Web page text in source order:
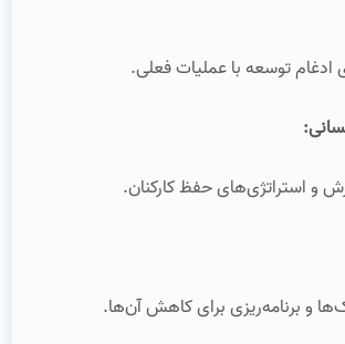
ادغام توسعه با عملیات فعلی.
و استراتژی‌های حفظ کارکنان.
و برنامه‌ریزی برای کاهش آن‌ها.